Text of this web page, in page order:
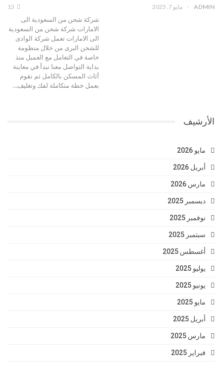
ADMIN مايو 7, 2025
شركة شحن من السعودية الى
الامارات شركة شحن من السعودية
الى الامارات تعمل شركة الوادى
للشحن البرى من خلال منظومة
خاصة في التعامل مع العميل منذ
بداية التواصل معنا نبدأ في معاينة
أثاث المسكن بالكامل ثم نقوم
بعمل خطة متكاملة لفك وتغليف…
الأرشيف
مايو 2026
أبريل 2026
مارس 2026
ديسمبر 2025
نوفمبر 2025
سبتمبر 2025
أغسطس 2025
يوليو 2025
يونيو 2025
مايو 2025
أبريل 2025
مارس 2025
فبراير 2025